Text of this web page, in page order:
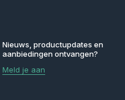
Nieuws, productupdates en
aanbiedingen ontvangen?
Meld je aan